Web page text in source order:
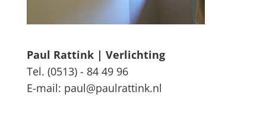
Paul Rattink | Verlichting
Tel. (0513) - 84 49 96
E-mail: paul@paulrattink.nl